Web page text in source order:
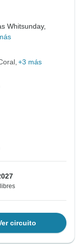
Whitsunday,
+3 más
circuito